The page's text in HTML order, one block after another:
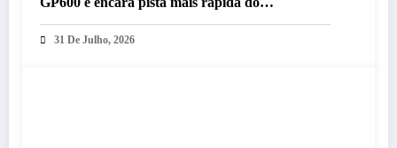
MOTO1000GP 2026
31 De Julho, 2026